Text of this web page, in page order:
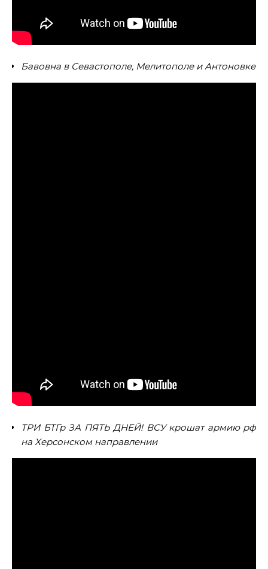
Бавовна в Севастополе, Мелитополе и Антоновке
ТРИ БТГр ЗА ПЯТЬ ДНЕЙ! ВСУ крошат армию рф
на Херсонском направлении